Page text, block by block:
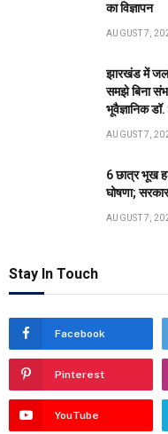
का विज्ञापन
AUGUST 7,
झारखंड में जल
समझे बिना
भूवैज्ञानिक डॉ.
AUGUST 7,
6 छात्र भूख
घोषणा;
AUGUST 7,
Stay In Touch
Facebook
Pinterest
YouTube